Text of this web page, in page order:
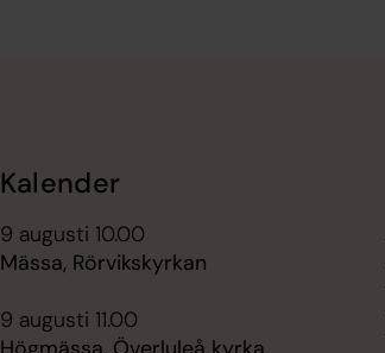
Kalender
9 augusti 10.00
Mässa, Rörvikskyrkan
9 augusti 11.00